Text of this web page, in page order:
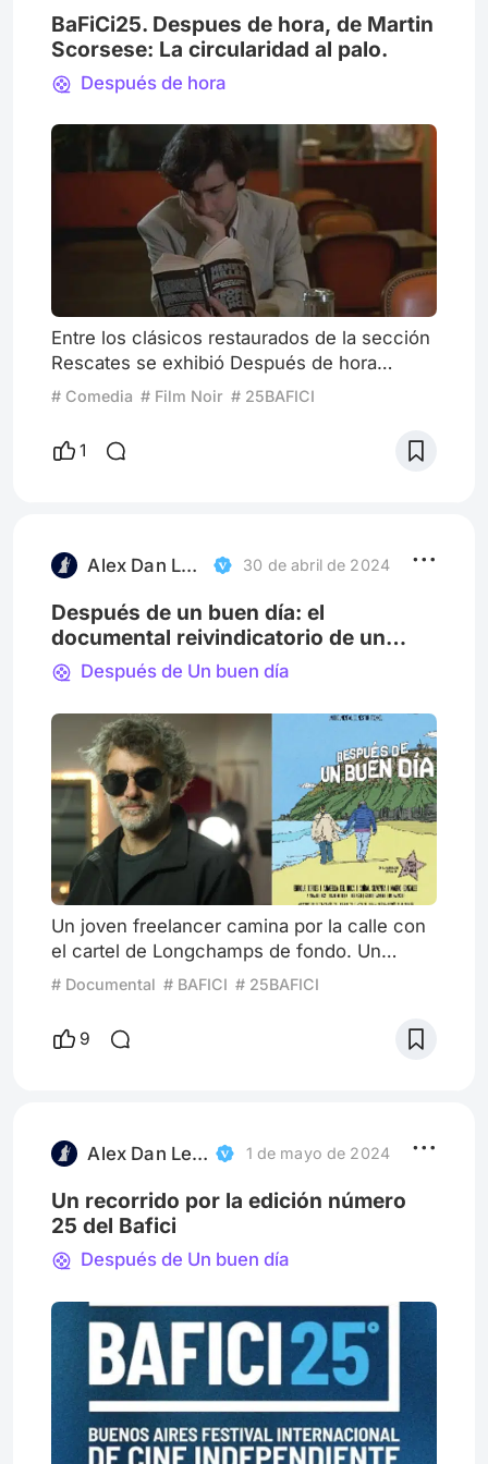
BaFiCi25. Despues de hora, de Martin
Scorsese: La circularidad al palo.
Después de hora
Entre los clásicos restaurados de la sección
Rescates se exhibió Después de hora
(1985), film donde el director de clásicos
muchachos incursiona por segunda vez en
la comedia negra. Esta película le valió el
veloz hasta el primer plano de
# Comedia # Film Noir # 25BAFICI
1
Alex Dan Leibovich | Erramundos 30 de abril de 2024
Después de un buen día: el
documental reivindicatorio de un
fenómeno de culto
Después de Un buen día
Un joven freelancer camina por la calle con
el cartel de Longchamps de fondo. Un
hombre de mediana edad camina en
“Long Beach”. El primero se llama Magrio
González, el segundo Quique Torres. Son
Fue la única cinta dirigida p
# Documental # BAFICI # 25BAFICI
9
Alex Dan Leibovich | Erramundos 1 de mayo de 2024
Un recorrido por la edición número
25 del Bafici
Después de Un buen día